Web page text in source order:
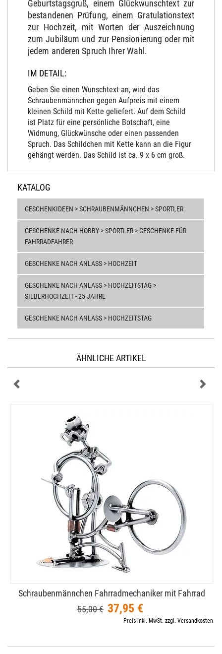
Geburtstagsgruß, einem Glückwunschtext zur
bestandenen Prüfung, einem Gratulationstext
zur Hochzeit, mit Worten der Auszeichnung
zum Jubiläum und zur Pensionierung oder mit
jedem anderen Spruch Ihrer Wahl.
IM DETAIL:
Geben Sie einen Wunschtext an, wird das
Schraubenmännchen gegen Aufpreis mit einem
kleinen Schild mit Kette geliefert. Auf dem Schild
ist Platz für eine persönliche Botschaft, eine
Widmung, Glückwünsche oder einen passenden
Spruch. Das Schildchen mit Kette kann an die Figur
gehängt werden. Das Schild ist ca. 9 x 6 cm groß.
KATALOG
GESCHENKIDEEN > SCHRAUBENMÄNNCHEN > SPORTLER
GESCHENKE NACH HOBBY > SPORTLER > GESCHENKE FÜR
FAHRRADFAHRER
GESCHENKE NACH ANLASS > HOCHZEIT
GESCHENKE NACH ANLASS > HOCHZEITSTAG >
SILBERHOCHZEIT - 25 JAHRE
GESCHENKE NACH ANLASS > HOCHZEITSTAG
ÄHNLICHE ARTIKEL
Schraubenmännchen Fahrradmechaniker mit Fahrrad
55,00 € 37,95 €
Preis inkl. MwSt. zzgl. Versandkosten